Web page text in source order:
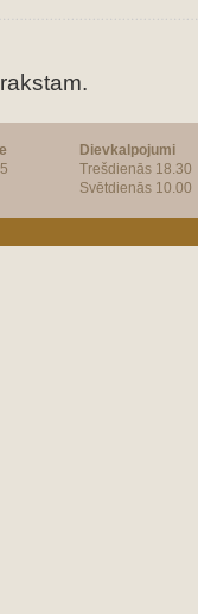
Dievkalpojumi
Trešdienās 18.30
Svētdienās 10.00